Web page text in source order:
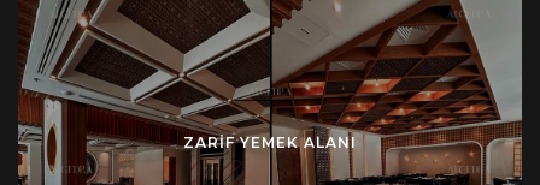
ZARIF YEMEK ALANI